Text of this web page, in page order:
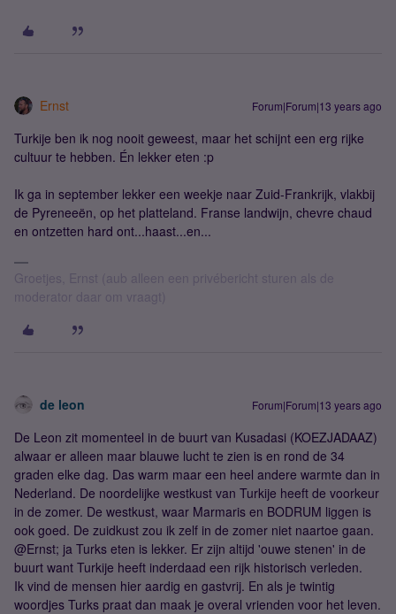
Ernst Forum|Forum|13 years ago
Turkije ben ik nog nooit geweest, maar het schijnt een erg rijke
cultuur te hebben. Én lekker eten :p
Ik ga in september lekker een weekje naar Zuid-Frankrijk, vlakbij
de Pyreneeën, op het platteland. Franse landwijn, chevre chaud
en ontzetten hard ont...haast...en...
Groetjes, Ernst (aub alleen een privébericht sturen als de
moderator daar om vraagt)
de leon Forum|Forum|13 years ago
De Leon zit momenteel in de buurt van Kusadasi (KOEZJADAAZ)
alwaar er alleen maar blauwe lucht te zien is en rond de 34
graden elke dag. Das warm maar een heel andere warmte dan in
Nederland. De noordelijke westkust van Turkije heeft de voorkeur
in de zomer. De westkust, waar Marmaris en BODRUM liggen is
ook goed. De zuidkust zou ik zelf in de zomer niet naartoe gaan.
@Ernst; ja Turks eten is lekker. Er zijn altijd 'ouwe stenen' in de
buurt want Turkije heeft inderdaad een rijk historisch verleden.
Ik vind de mensen hier aardig en gastvrij. En als je twintig
woordjes Turks praat dan maak je overal vrienden voor het leven.